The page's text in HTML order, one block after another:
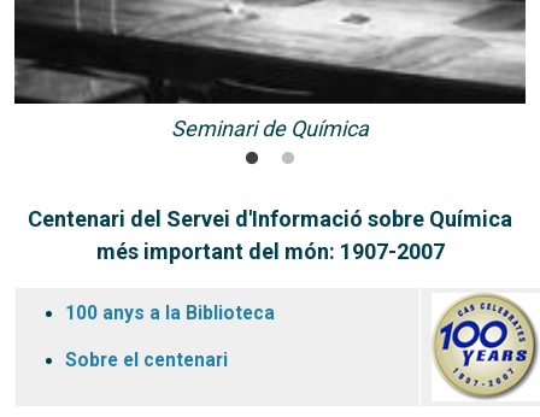
Seminari de Química
Centenari del Servei d'Informació sobre Química
més important del món: 1907-2007
100 anys a la Biblioteca
Sobre el centenari